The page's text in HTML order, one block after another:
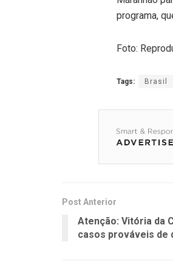
programa,
Foto:
Tags: Brasil
Post Anterior
Atenção: Vitória da
casos prováveis de